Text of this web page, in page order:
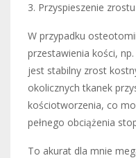
3. Przyspieszenie
W przypadku
przestawienia kości,
jest stabilny zrost
okolicznych tkanek
kościotworzenia, co
pełnego obciążenia
To akurat dla mnie